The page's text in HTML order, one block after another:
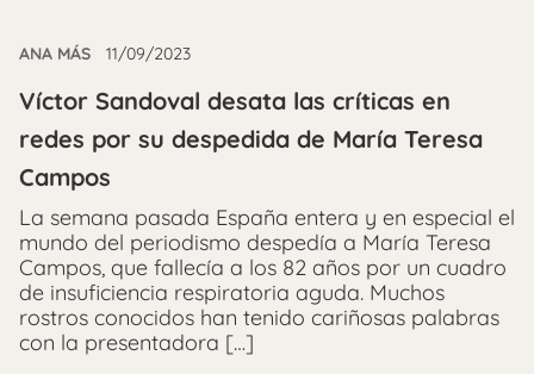
ANA MÁS 11/09/2023
Víctor Sandoval desata las críticas en
redes por su despedida de María Teresa
Campos
La semana pasada España entera y en especial el
mundo del periodismo despedía a María Teresa
Campos, que fallecía a los 82 años por un cuadro
de insuficiencia respiratoria aguda. Muchos
rostros conocidos han tenido cariñosas palabras
con la presentadora […]